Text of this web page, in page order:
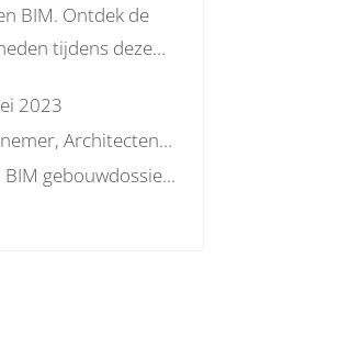
Ontdek de
tijdens deze
2023
Aannemer, Architectenbureau, Constructiebureau, Ingenieursbureau
3D , BIM gebouwdossier, BIM objecten, BIM protocol, Visualisatie